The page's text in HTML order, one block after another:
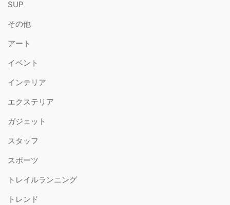
SUP
その他
アート
イベント
インテリア
エクステリア
ガジェット
スタッフ
スポーツ
トレイルランニング
トレンド